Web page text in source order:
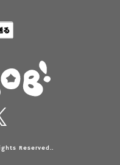
Reserved..